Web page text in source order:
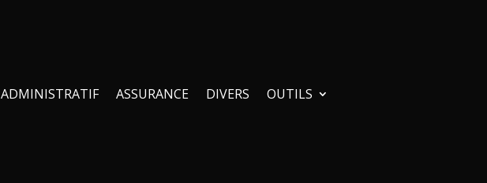
ADMINISTRATIF ASSURANCE DIVERS OUTILS